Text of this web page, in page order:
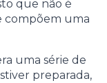
que não é
compõem uma
uma série de
preparada,